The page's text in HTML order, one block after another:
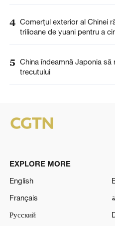
4 Comerțul exterior al Chinei
trilioane de yuani pentru a
5 China îndeamnă Japonia
trecutului
EXPLORE MORE
English
Français
Русский